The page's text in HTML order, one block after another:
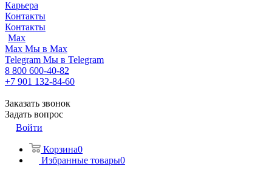
Карьера
Контакты
Контакты
Max
Max Мы в Max
Telegram Мы в Telegram
8 800 600-40-82
+7 901 132-84-60
Заказать звонок
Задать вопрос
Войти
Корзина0
Избранные товары0